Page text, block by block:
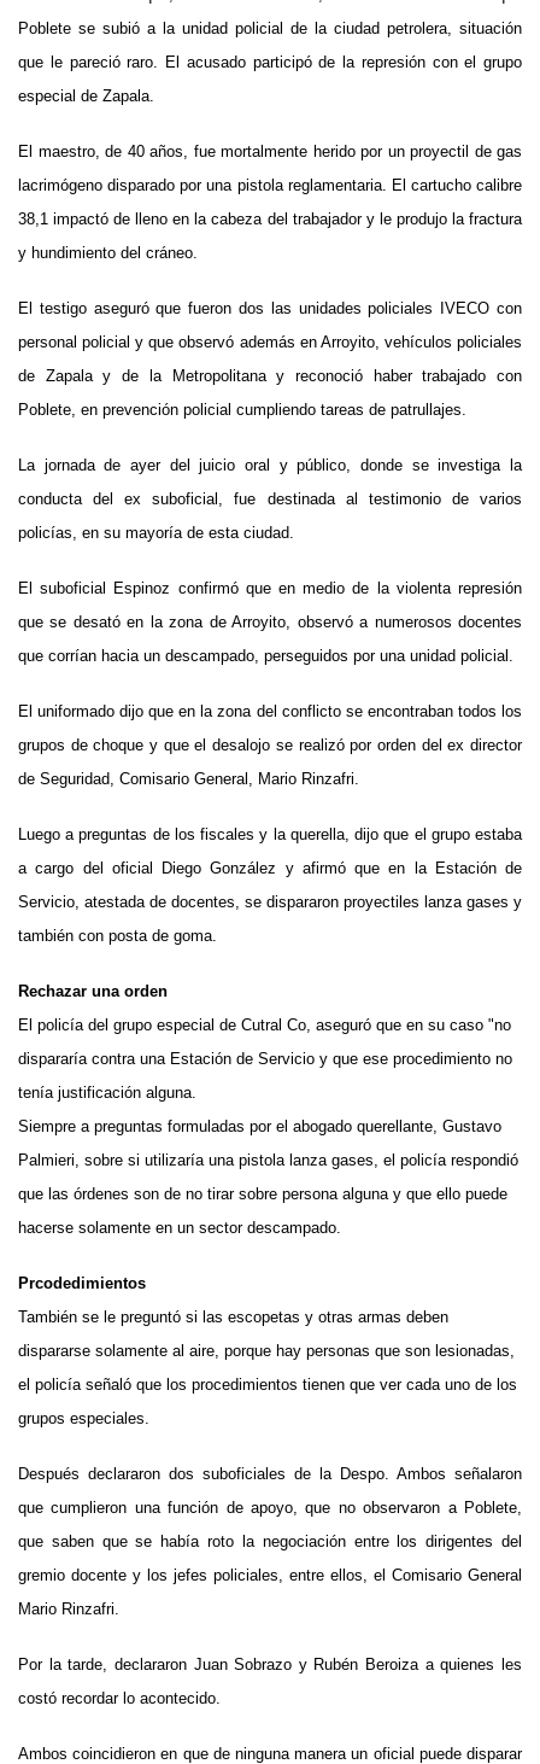
Poblete se subió a la unidad policial de la ciudad petrolera, situación
que le pareció raro. El acusado participó de la represión con el grupo
especial de Zapala.
El maestro, de 40 años, fue mortalmente herido por un proyectil de gas
lacrimógeno disparado por una pistola reglamentaria. El cartucho calibre
38,1 impactó de lleno en la cabeza del trabajador y le produjo la fractura
y hundimiento del cráneo.
El testigo aseguró que fueron dos las unidades policiales IVECO con
personal policial y que observó además en Arroyito, vehículos policiales
de Zapala y de la Metropolitana y reconoció haber trabajado con
Poblete, en prevención policial cumpliendo tareas de patrullajes.
La jornada de ayer del juicio oral y público, donde se investiga la
conducta del ex suboficial, fue destinada al testimonio de varios
policías, en su mayoría de esta ciudad.
El suboficial Espinoz confirmó que en medio de la violenta represión
que se desató en la zona de Arroyito, observó a numerosos docentes
que corrían hacia un descampado, perseguidos por una unidad policial.
El uniformado dijo que en la zona del conflicto se encontraban todos los
grupos de choque y que el desalojo se realizó por orden del ex director
de Seguridad, Comisario General, Mario Rinzafri.
Luego a preguntas de los fiscales y la querella, dijo que el grupo estaba
a cargo del oficial Diego González y afirmó que en la Estación de
Servicio, atestada de docentes, se dispararon proyectiles lanza gases y
también con posta de goma.
Rechazar una orden
El policía del grupo especial de Cutral Co, aseguró que en su caso "no
dispararía contra una Estación de Servicio y que ese procedimiento no
tenía justificación alguna.
Siempre a preguntas formuladas por el abogado querellante, Gustavo
Palmieri, sobre si utilizaría una pistola lanza gases, el policía respondió
que las órdenes son de no tirar sobre persona alguna y que ello puede
hacerse solamente en un sector descampado.
Prcodedimientos
También se le preguntó si las escopetas y otras armas deben
dispararse solamente al aire, porque hay personas que son lesionadas,
el policía señaló que los procedimientos tienen que ver cada uno de los
grupos especiales.
Después declararon dos suboficiales de la Despo. Ambos señalaron
que cumplieron una función de apoyo, que no observaron a Poblete,
que saben que se había roto la negociación entre los dirigentes del
gremio docente y los jefes policiales, entre ellos, el Comisario General
Mario Rinzafri.
Por la tarde, declararon Juan Sobrazo y Rubén Beroiza a quienes les
costó recordar lo acontecido.
Ambos coincidieron en que de ninguna manera un oficial puede disparar